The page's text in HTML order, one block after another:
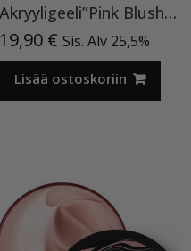
Akryyligeeli”Pink Blush”15ml
19,90 € Sis. Alv 25,5%
Lisää ostoskoriin